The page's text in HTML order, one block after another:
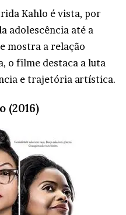
Kahlo é vista, por
adolescência até a
mostra a relação
o filme destaca a luta
e trajetória artística.
(2016)